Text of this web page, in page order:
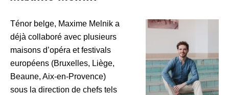
Ténor belge, Maxime Melnik a
déjà collaboré avec plusieurs
maisons d’opéra et festivals
européens (Bruxelles, Liège,
Beaune, Aix-en-Provence)
sous la direction de chefs tels